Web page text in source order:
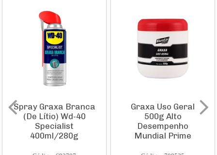
Spray Graxa Branca
(De Lítio) Wd-40
Specialist
400ml/280g
Graxa Uso Geral
500g Alto
Desempenho
Mundial Prime